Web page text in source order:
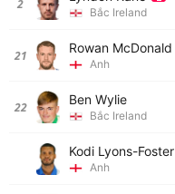
2
Bắc Ireland
21 Rowan McDonald
Anh
22 Ben Wylie
Bắc Ireland
Kodi Lyons-Foster
Anh